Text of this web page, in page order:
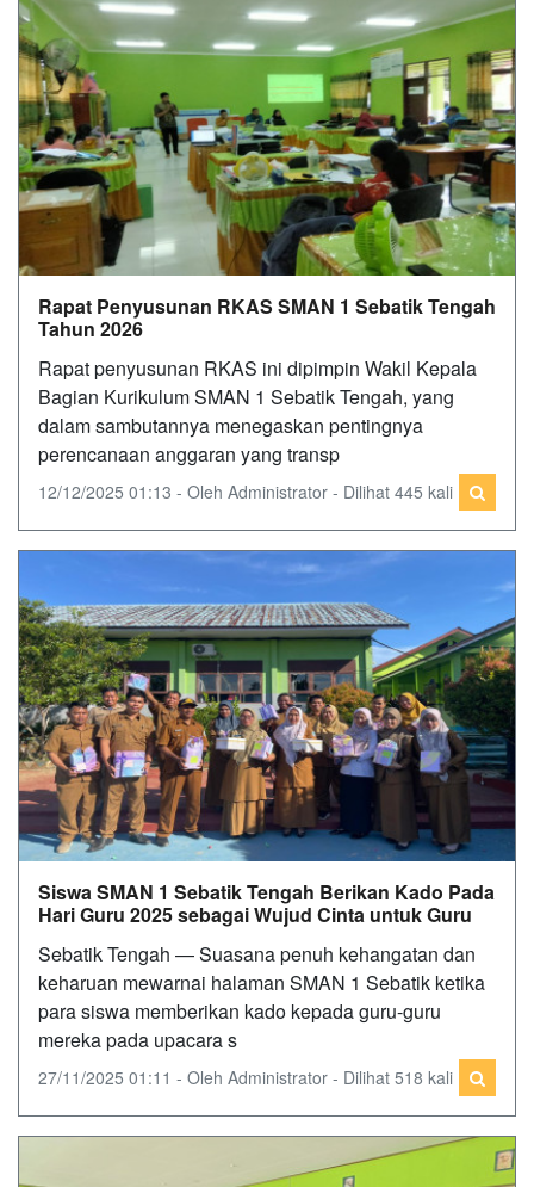
Rapat Penyusunan RKAS SMAN 1 Sebatik Tengah
Tahun 2026
Rapat penyusunan RKAS ini dipimpin Wakil Kepala
Bagian Kurikulum SMAN 1 Sebatik Tengah, yang
dalam sambutannya menegaskan pentingnya
perencanaan anggaran yang transp
12/12/2025 01:13 - Oleh Administrator - Dilihat 445 kali
Siswa SMAN 1 Sebatik Tengah Berikan Kado Pada
Hari Guru 2025 sebagai Wujud Cinta untuk Guru
Sebatik Tengah — Suasana penuh kehangatan dan
keharuan mewarnai halaman SMAN 1 Sebatik ketika
para siswa memberikan kado kepada guru-guru
mereka pada upacara s
27/11/2025 01:11 - Oleh Administrator - Dilihat 518 kali